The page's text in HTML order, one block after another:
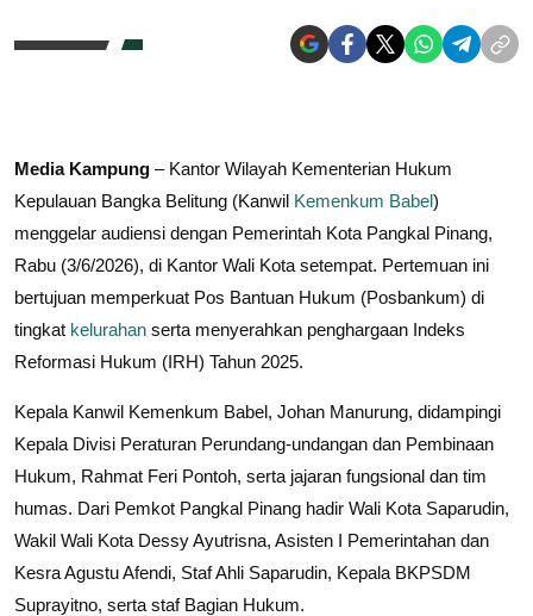
Media Kampung – Kantor Wilayah Kementerian Hukum
Kepulauan Bangka Belitung (Kanwil Kemenkum Babel)
menggelar audiensi dengan Pemerintah Kota Pangkal Pinang,
Rabu (3/6/2026), di Kantor Wali Kota setempat. Pertemuan ini
bertujuan memperkuat Pos Bantuan Hukum (Posbankum) di
tingkat kelurahan serta menyerahkan penghargaan Indeks
Reformasi Hukum (IRH) Tahun 2025.
Kepala Kanwil Kemenkum Babel, Johan Manurung, didampingi
Kepala Divisi Peraturan Perundang-undangan dan Pembinaan
Hukum, Rahmat Feri Pontoh, serta jajaran fungsional dan tim
humas. Dari Pemkot Pangkal Pinang hadir Wali Kota Saparudin,
Wakil Wali Kota Dessy Ayutrisna, Asisten I Pemerintahan dan
Kesra Agustu Afendi, Staf Ahli Saparudin, Kepala BKPSDM
Suprayitno, serta staf Bagian Hukum.